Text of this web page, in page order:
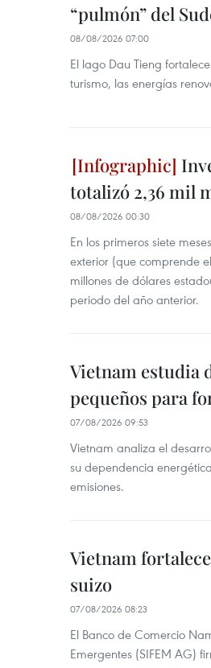
“pulmón” del
08/08/2026 07:00
El lago Dau Tieng
turismo, las energías
totalizó 2,36 mil
08/08/2026 00:30
En los primeros siete
exterior (que comprende
millones de dólares
periodo del año anterior.
Vietnam estudia
pequeños para
07/08/2026 09:53
Vietnam analiza el
su dependencia
emisiones.
Vietnam
suizo
07/08/2026 08:23
El Banco de Comercio
Emergentes (SIFEM AG)